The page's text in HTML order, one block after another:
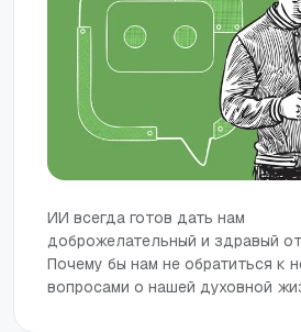
ИИ всегда готов дать нам
доброжелательный и здравый
Почему бы нам не обратиться к
вопросами о нашей духовной